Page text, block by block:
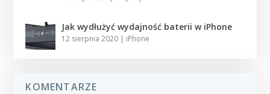
Jak wydłużyć wydajność baterii w iPhone
12 sierpnia 2020 | iPhone
KOMENTARZE